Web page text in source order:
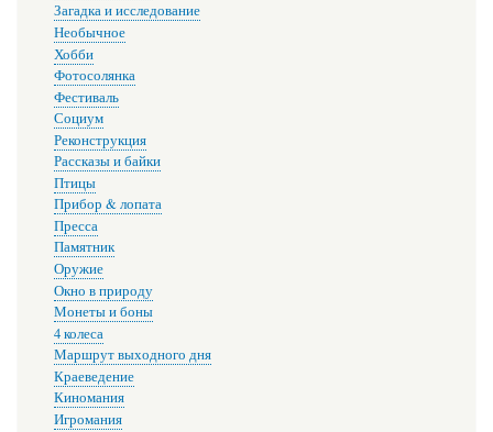
Загадка и исследование
Необычное
Хобби
Фотосолянка
Фестиваль
Социум
Реконструкция
Рассказы и байки
Птицы
Прибор & лопата
Пресса
Памятник
Оружие
Окно в природу
Монеты и боны
4 колеса
Маршрут выходного дня
Краеведение
Киномания
Игромания